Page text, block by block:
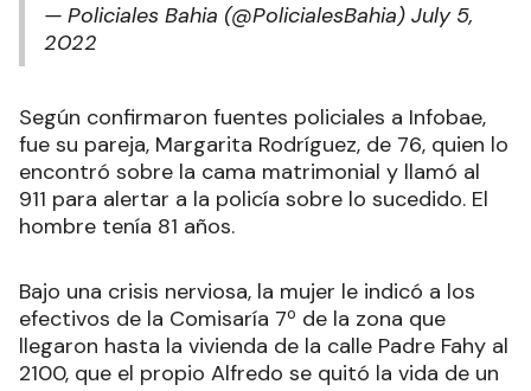
— Policiales Bahia (@PolicialesBahia) July 5,
2022
Según confirmaron fuentes policiales a Infobae,
fue su pareja, Margarita Rodríguez, de 76, quien lo
encontró sobre la cama matrimonial y llamó al
911 para alertar a la policía sobre lo sucedido. El
hombre tenía 81 años.
Bajo una crisis nerviosa, la mujer le indicó a los
efectivos de la Comisaría 7º de la zona que
llegaron hasta la vivienda de la calle Padre Fahy al
2100, que el propio Alfredo se quitó la vida de un